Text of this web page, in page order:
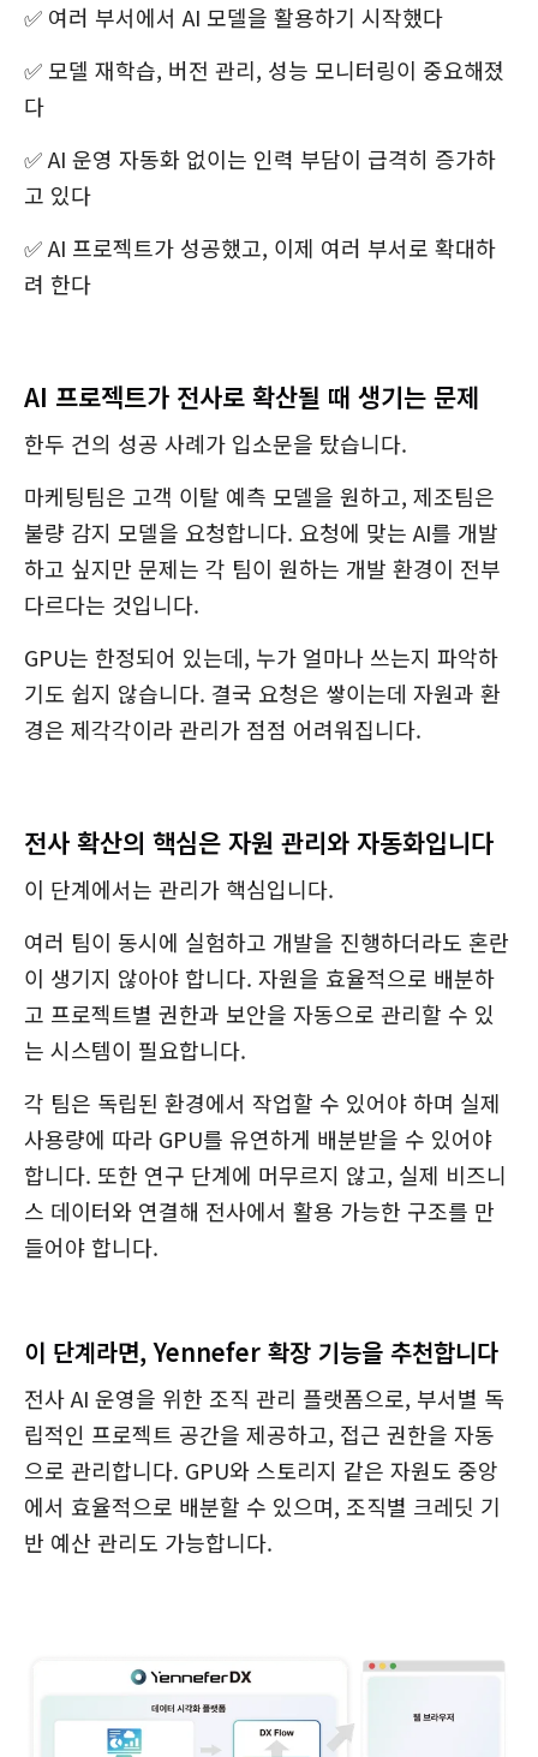
✅ 여러 부서에서 AI 모델을 활용하기 시작했다
✅ 모델 재학습, 버전 관리, 성능 모니터링이 중요해졌
다
✅ AI 운영 자동화 없이는 인력 부담이 급격히 증가하
고 있다
✅ AI 프로젝트가 성공했고, 이제 여러 부서로 확대하
려 한다
AI 프로젝트가 전사로 확산될 때 생기는 문제
한두 건의 성공 사례가 입소문을 탔습니다.
마케팅팀은 고객 이탈 예측 모델을 원하고, 제조팀은
불량 감지 모델을 요청합니다. 요청에 맞는 AI를 개발
하고 싶지만 문제는 각 팀이 원하는 개발 환경이 전부
다르다는 것입니다.
GPU는 한정되어 있는데, 누가 얼마나 쓰는지 파악하
기도 쉽지 않습니다. 결국 요청은 쌓이는데 자원과 환
경은 제각각이라 관리가 점점 어려워집니다.
전사 확산의 핵심은 자원 관리와 자동화입니다
이 단계에서는 관리가 핵심입니다.
여러 팀이 동시에 실험하고 개발을 진행하더라도 혼란
이 생기지 않아야 합니다. 자원을 효율적으로 배분하
고 프로젝트별 권한과 보안을 자동으로 관리할 수 있
는 시스템이 필요합니다.
각 팀은 독립된 환경에서 작업할 수 있어야 하며 실제
사용량에 따라 GPU를 유연하게 배분받을 수 있어야
합니다. 또한 연구 단계에 머무르지 않고, 실제 비즈니
스 데이터와 연결해 전사에서 활용 가능한 구조를 만
들어야 합니다.
이 단계라면, Yennefer 확장 기능을 추천합니다
전사 AI 운영을 위한 조직 관리 플랫폼으로, 부서별 독
립적인 프로젝트 공간을 제공하고, 접근 권한을 자동
으로 관리합니다. GPU와 스토리지 같은 자원도 중앙
에서 효율적으로 배분할 수 있으며, 조직별 크레딧 기
반 예산 관리도 가능합니다.